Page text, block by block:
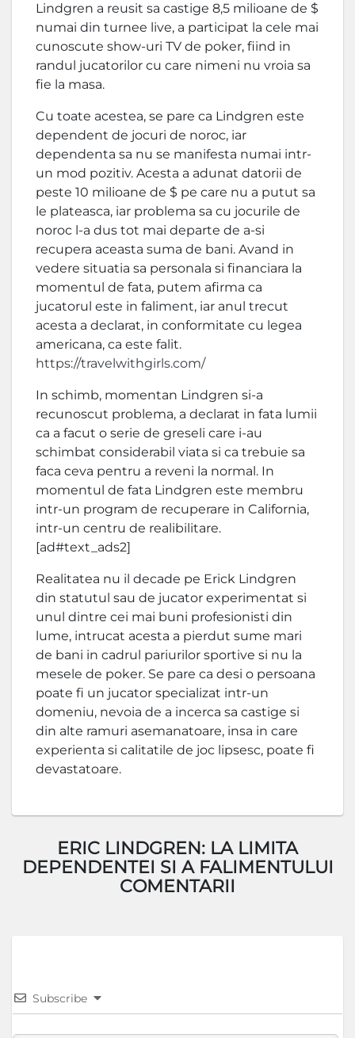
Lindgren a reusit sa castige 8,5 milioane de $
numai din turnee live, a participat la cele mai
cunoscute show-uri TV de poker, fiind in
randul jucatorilor cu care nimeni nu vroia sa
fie la masa.
Cu toate acestea, se pare ca Lindgren este
dependent de jocuri de noroc, iar
dependenta sa nu se manifesta numai intr-
un mod pozitiv. Acesta a adunat datorii de
peste 10 milioane de $ pe care nu a putut sa
le plateasca, iar problema sa cu jocurile de
noroc l-a dus tot mai departe de a-si
recupera aceasta suma de bani. Avand in
vedere situatia sa personala si financiara la
momentul de fata, putem afirma ca
jucatorul este in faliment, iar anul trecut
acesta a declarat, in conformitate cu legea
americana, ca este falit.
https://travelwithgirls.com/
In schimb, momentan Lindgren si-a
recunoscut problema, a declarat in fata lumii
ca a facut o serie de greseli care i-au
schimbat considerabil viata si ca trebuie sa
faca ceva pentru a reveni la normal. In
momentul de fata Lindgren este membru
intr-un program de recuperare in California,
intr-un centru de realibilitare.
[ad#text_ads2]
Realitatea nu il decade pe Erick Lindgren
din statutul sau de jucator experimentat si
unul dintre cei mai buni profesionisti din
lume, intrucat acesta a pierdut sume mari
de bani in cadrul pariurilor sportive si nu la
mesele de poker. Se pare ca desi o persoana
poate fi un jucator specializat intr-un
domeniu, nevoia de a incerca sa castige si
din alte ramuri asemanatoare, insa in care
experienta si calitatile de joc lipsesc, poate fi
devastatoare.
ERIC LINDGREN: LA LIMITA
DEPENDENTEI SI A FALIMENTULUI
COMENTARII
Subscribe